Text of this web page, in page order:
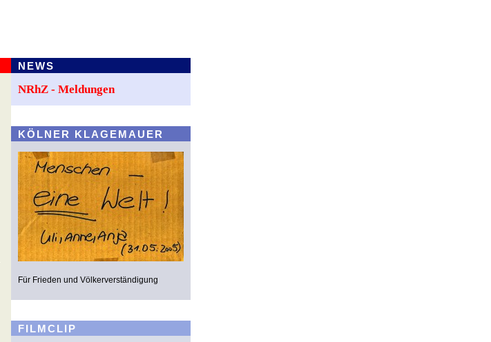
NEWS
NRhZ - Meldungen
KÖLNER KLAGEMAUER
Für Frieden und Völkerverständigung
FILMCLIP